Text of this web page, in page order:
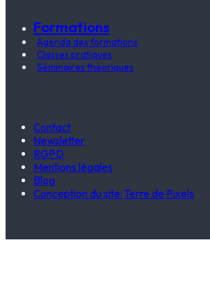
Formations
Agenda des formations
Classes pratiques
Séminaires théoriques
Contact
Newsletter
RGPD
Mentions légales
Blog
Conception du site: Terre de Pixels